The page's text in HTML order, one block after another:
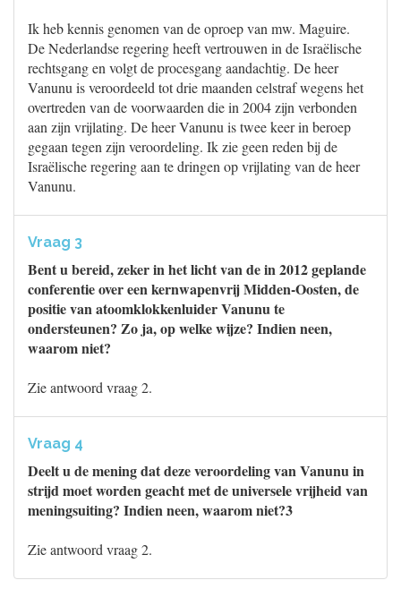
Ik heb kennis genomen van de oproep van mw. Maguire.
De Nederlandse regering heeft vertrouwen in de Israëlische
rechtsgang en volgt de procesgang aandachtig. De heer
Vanunu is veroordeeld tot drie maanden celstraf wegens het
overtreden van de voorwaarden die in 2004 zijn verbonden
aan zijn vrijlating. De heer Vanunu is twee keer in beroep
gegaan tegen zijn veroordeling. Ik zie geen reden bij de
Israëlische regering aan te dringen op vrijlating van de heer
Vanunu.
Vraag 3
Bent u bereid, zeker in het licht van de in 2012 geplande
conferentie over een kernwapenvrij Midden-Oosten, de
positie van atoomklokkenluider Vanunu te
ondersteunen? Zo ja, op welke wijze? Indien neen,
waarom niet?
Zie antwoord vraag 2.
Vraag 4
Deelt u de mening dat deze veroordeling van Vanunu in
strijd moet worden geacht met de universele vrijheid van
meningsuiting? Indien neen, waarom niet?3
Zie antwoord vraag 2.